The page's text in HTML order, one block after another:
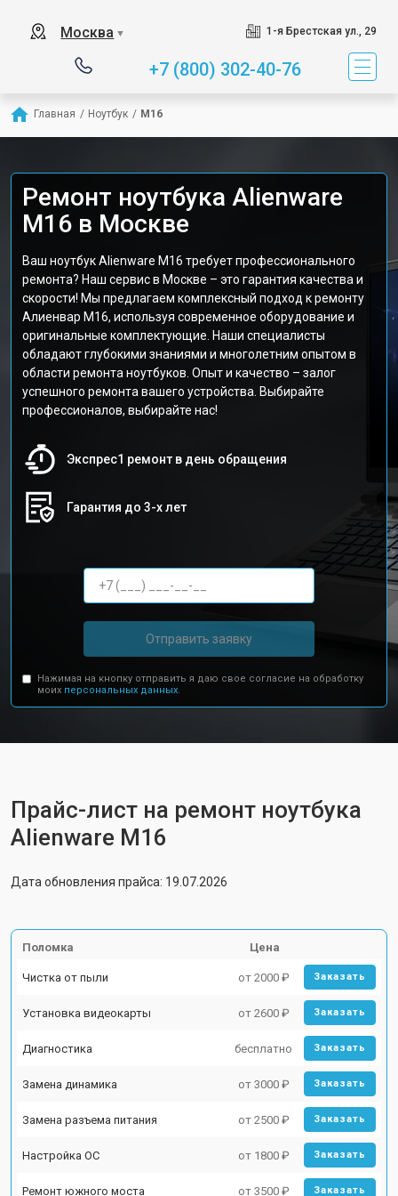
Москва ▼ 1-я Брестская ул., 29
+7 (800) 302-40-76
Главная / Ноутбук / M16
Ремонт ноутбука Alienware
M16 в Москве
Ваш ноутбук Alienware M16 требует профессионального
ремонта? Наш сервис в Москве – это гарантия качества и
скорости! Мы предлагаем комплексный подход к ремонту
Алиенвар M16, используя современное оборудование и
оригинальные комплектующие. Наши специалисты
обладают глубокими знаниями и многолетним опытом в
области ремонта ноутбуков. Опыт и качество – залог
успешного ремонта вашего устройства. Выбирайте
профессионалов, выбирайте нас!
Экспрес1 ремонт в день обращения
Гарантия до 3-х лет
Отправить заявку
Нажимая на кнопку отправить я даю свое согласие на обработку
моих персональных данных.
Прайс-лист на ремонт ноутбука
Alienware M16
Дата обновления прайса: 19.07.2026
Поломка Цена
Чистка от пыли от 2000 ₽ Заказать
Установка видеокарты от 2600 ₽ Заказать
Диагностика бесплатно Заказать
Замена динамика от 3000 ₽ Заказать
Замена разъема питания от 2500 ₽ Заказать
Настройка ОС от 1800 ₽ Заказать
Ремонт южного моста от 3500 ₽ Заказать